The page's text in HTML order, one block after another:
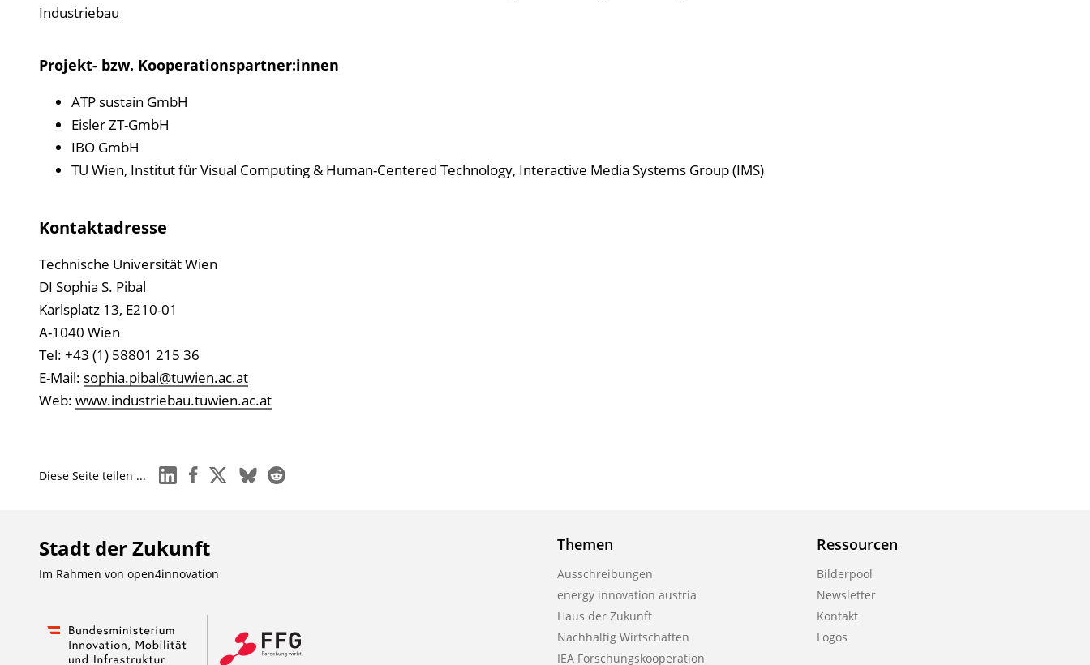
Industriebau
Projekt- bzw. Kooperationspartner:innen
ATP sustain GmbH
Eisler ZT-GmbH
IBO GmbH
TU Wien, Institut für Visual Computing & Human-Centered Technology, Interactive Media Systems Group (IMS)
Kontaktadresse
Technische Universität Wien
DI Sophia S. Pibal
Karlsplatz 13, E210-01
A-1040 Wien
Tel: +43 (1) 58801 215 36
E-Mail: sophia.pibal@tuwien.ac.at
Web: www.industriebau.tuwien.ac.at
Diese Seite teilen ... linkedinfacebook
x blueskyreddit
Stadt der Zukunft
Im Rahmen von open4innovation
Themen
Ausschreibungen
energy innovation austria
Haus der Zukunft
Nachhaltig Wirtschaften
IEA Forschungs­kooperation
Ressourcen
Bilderpool
Newsletter
Kontakt
Logos